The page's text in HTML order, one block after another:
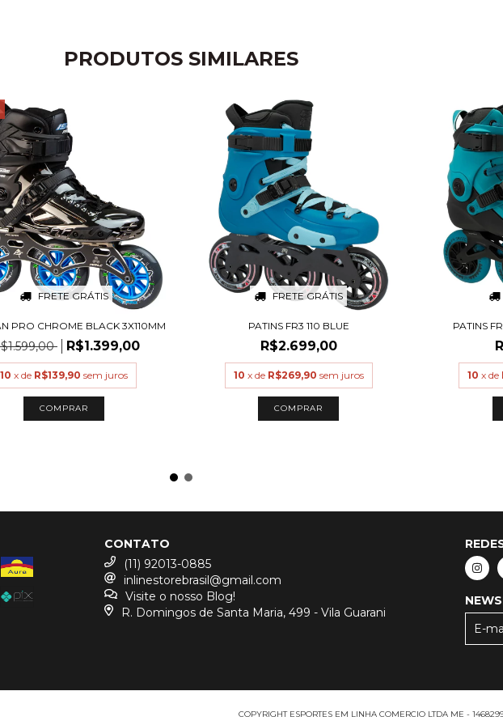
PRODUTOS SIMILARES
FRETE GRÁTIS
PRO CHROME BLACK 3X110MM
R$1.399,00
10 x de R$139,90 sem juros
COMPRAR
FRETE GRÁTIS
PATINS FR3 110 BLUE
R$2.699,00
10 x de R$269,90 sem juros
COMPRAR
PATINS
10 x de
CONTATO
(11) 92013-0885
inlinestorebrasil@gmail.com
Visite o nosso Blog!
R. Domingos de Santa Maria, 499 - Vila Guarani
COPYRIGHT ESPORTES EM LINHA COMERCIO LTDA ME -